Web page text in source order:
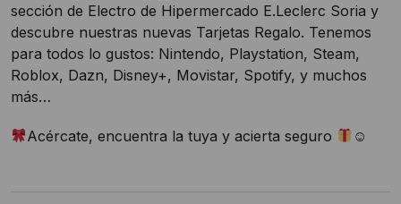
sección de Electro de Hipermercado E.Leclerc Soria y
descubre nuestras nuevas Tarjetas Regalo. Tenemos
para todos lo gustos: Nintendo, Playstation, Steam,
Roblox, Dazn, Disney+, Movistar, Spotify, y muchos
más…
Acércate, encuentra la tuya y acierta seguro ☺